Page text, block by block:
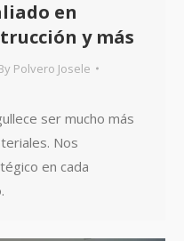
en
y más
Polvero Josele
ser mucho más
Nos
en cada